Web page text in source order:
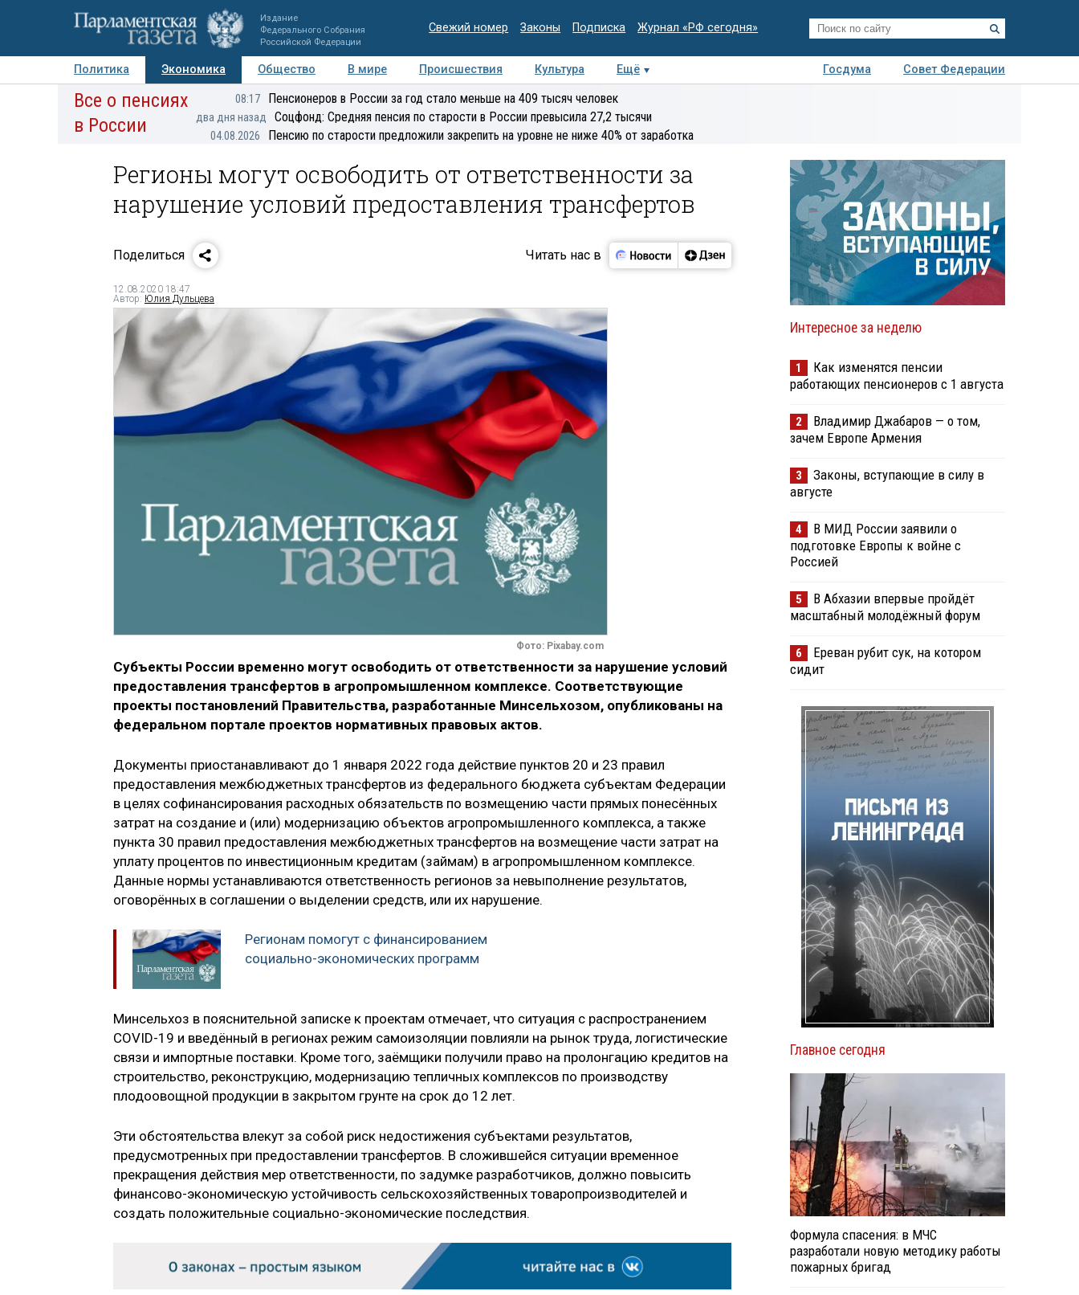
Издание
Федерального Собрания
Российской Федерации
Свежий номер Законы Подписка Журнал «РФ сегодня»
Политика Экономика Общество В мире Происшествия Культура Ещё Госдума
Совет Федерации
Авторы Персоны Мнения Регионы Медиацентр Интервью Колумнисты
Все о пенсиях
в России
08:17 Пенсионеров в России за год стало меньше на 409 тысяч человек
два дня назад Соцфонд: Средняя пенсия по старости в России превысила 27,2 тысячи
04.08.2026 Пенсию по старости предложили закрепить на уровне не ниже 40% от заработка
Регионы могут освободить от ответственности за
нарушение условий предоставления трансфертов
Поделиться Читать нас в
12.08.2020 18:47
Автор: Юлия Дульцева
Фото: Pixabay.com
Субъекты России временно могут освободить от ответственности за нарушение условий
предоставления трансфертов в агропромышленном комплексе. Соответствующие
проекты постановлений Правительства, разработанные Минсельхозом, опубликованы на
федеральном портале проектов нормативных правовых актов.
Документы приостанавливают до 1 января 2022 года действие пунктов 20 и 23 правил
предоставления межбюджетных трансфертов из федерального бюджета субъектам Федерации
в целях софинансирования расходных обязательств по возмещению части прямых понесённых
затрат на создание и (или) модернизацию объектов агропромышленного комплекса, а также
пункта 30 правил предоставления межбюджетных трансфертов на возмещение части затрат на
уплату процентов по инвестиционным кредитам (займам) в агропромышленном комплексе.
Данные нормы устанавливаются ответственность регионов за невыполнение результатов,
оговорённых в соглашении о выделении средств, или их нарушение.
Регионам помогут с финансированием
социально-экономических программ
Минсельхоз в пояснительной записке к проектам отмечает, что ситуация с распространением
COVID-19 и введённый в регионах режим самоизоляции повлияли на рынок труда, логистические
связи и импортные поставки. Кроме того, заёмщики получили право на пролонгацию кредитов на
строительство, реконструкцию, модернизацию тепличных комплексов по производству
плодоовощной продукции в закрытом грунте на срок до 12 лет.
Эти обстоятельства влекут за собой риск недостижения субъектами результатов,
предусмотренных при предоставлении трансфертов. В сложившейся ситуации временное
прекращения действия мер ответственности, по задумке разработчиков, должно повысить
финансово-экономическую устойчивость сельскохозяйственных товаропроизводителей и
создать положительные социально-экономические последствия.
Интересное за неделю
1
Как изменятся пенсии
работающих пенсионеров с 1 августа
2
Владимир Джабаров — о том,
зачем Европе Армения
3
Законы, вступающие в силу в
августе
4
В МИД России заявили о
подготовке Европы к войне с
Россией
5
В Абхазии впервые пройдёт
масштабный молодёжный форум
6
Ереван рубит сук, на котором
сидит
Главное сегодня
Формула спасения: в МЧС
разработали новую методику работы
пожарных бригад